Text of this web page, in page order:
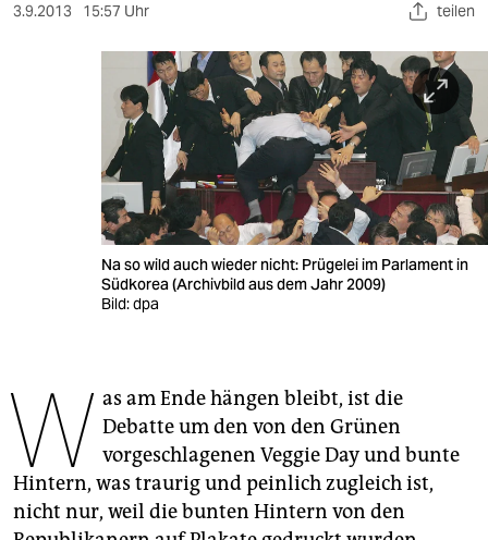
veranstaltungen
unterstützen
abo
genossenschaft
epaper login
3.9.2013 15:57 Uhr teilen
Na so wild auch wieder nicht: Prügelei im Parlament in
Südkorea (Archivbild aus dem Jahr 2009)
Bild: dpa
W as am Ende hängen bleibt, ist die
Debatte um den von den Grünen
vorgeschlagenen Veggie Day und bunte
Hintern, was traurig und peinlich zugleich ist,
nicht nur, weil die bunten Hintern von den